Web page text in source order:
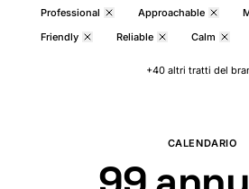
Professional Approachable
Friendly
Reliable Calm
+40 altri tratti del
CALENDARIO